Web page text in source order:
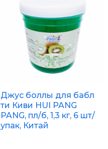
Джус боллы для бабл
ти Киви HUI PANG
PANG, пл/б, 1,3 кг, 6 шт/
упак, Китай